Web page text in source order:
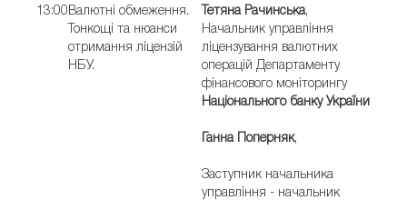
13:00 Валютні обмеження.
Тонкощі та нюанси
отримання ліцензій
НБУ.
Тетяна Рачинська,
Начальник управління
ліцензування валютних
операцій Департаменту
фінансового моніторингу
Національного банку України
Ганна Поперняк,
Заступник начальника
управління - начальник